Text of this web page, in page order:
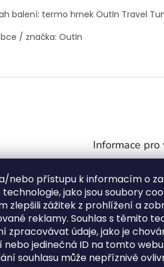
nebo přístupu k informacím o
jako jsou soubory
zlepšili zážitek z prohlížení a
reklamy. Souhlas s těmito
zpracovávat údaje, jako je
jedinečná ID na tomto
souhlasu může nepříznivě
balení: termo hrnek OutIn Travel
/ značka: OutIn
stany na Face
Informace pro
Zásady ochrany
O NÁS
FAQ - Časté
Výměna a
Kontakty